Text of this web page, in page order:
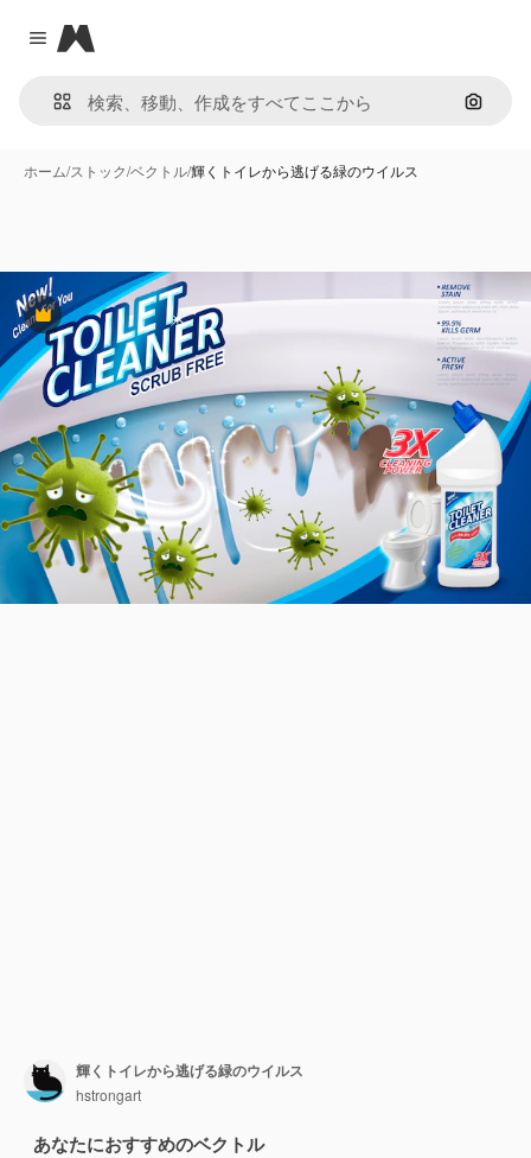
Close menu
Magnific
画像で
ホーム/ストック/ベクトル/輝くトイレから逃げる緑のウイルス
Premium
輝くトイレから逃げる緑のウイルス
hstrongart
あなたにおすすめのベクトル